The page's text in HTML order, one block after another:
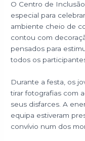
O Centro de
especial para
ambiente cheio de
contou com
pensados para
todos os
Durante a festa, os
tirar fotografias com
seus disfarces. A
equipa estiveram
convívio num dos